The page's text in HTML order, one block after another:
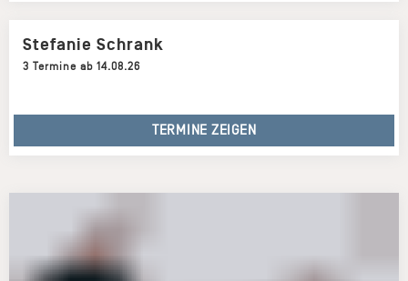
Stefanie Schrank
3 Termine ab 14.08.26
TERMINE ZEIGEN